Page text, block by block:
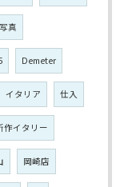
写真
Demeter
イタリア 仕入
作イタリー
岡崎店